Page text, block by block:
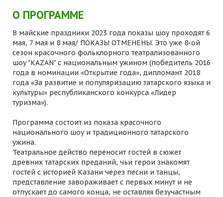
О ПРОГРАММЕ
В майские праздники 2023 года показы шоу проходят 6
мая, 7 мая и 8 мая/ ПОКАЗЫ ОТМЕНЕНЫ. Это уже 8-ой
сезон красочного фольклорного театрализованного
шоу "KAZAN" с национальным ужином (победитель 2016
года в номинации «Открытие года», дипломант 2018
года «За развитие и популяризацию татарского языка и
культуры» республиканского конкурса «Лидер
туризма»).
Программа состоит из показа красочного
национального шоу и традиционного татарского
ужина.
Театральное действо переносит гостей в сюжет
древних татарских преданий, чьи герои знакомят
гостей с историей Казани через песни и танцы,
представление завораживает с первых минут и не
отпускает до самого конца, не оставляя безучастным